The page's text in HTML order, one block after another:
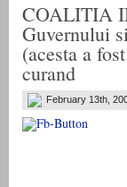
COALITIA
Guvernului
(acesta a
curand
February 13th,